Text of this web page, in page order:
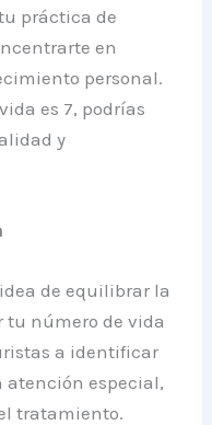
práctica de
en
personal.
es 7, podrías
y
de equilibrar la
tu número de vida
a identificar
atención especial,
tratamiento.